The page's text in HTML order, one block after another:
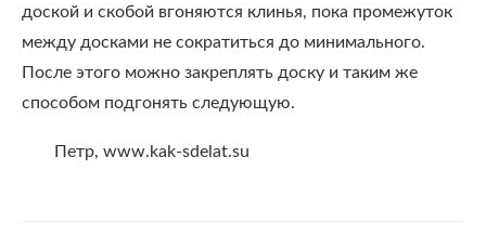
доской и скобой вгоняются клинья, пока промежуток
между досками не сократиться до минимального.
После этого можно закреплять доску и таким же
способом подгонять следующую.
Петр, www.kak-sdelat.su